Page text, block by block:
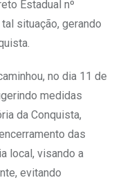
Estadual nº
situação, gerando
no dia 11 de
medidas
da Conquista,
das
local, visando a
evitando